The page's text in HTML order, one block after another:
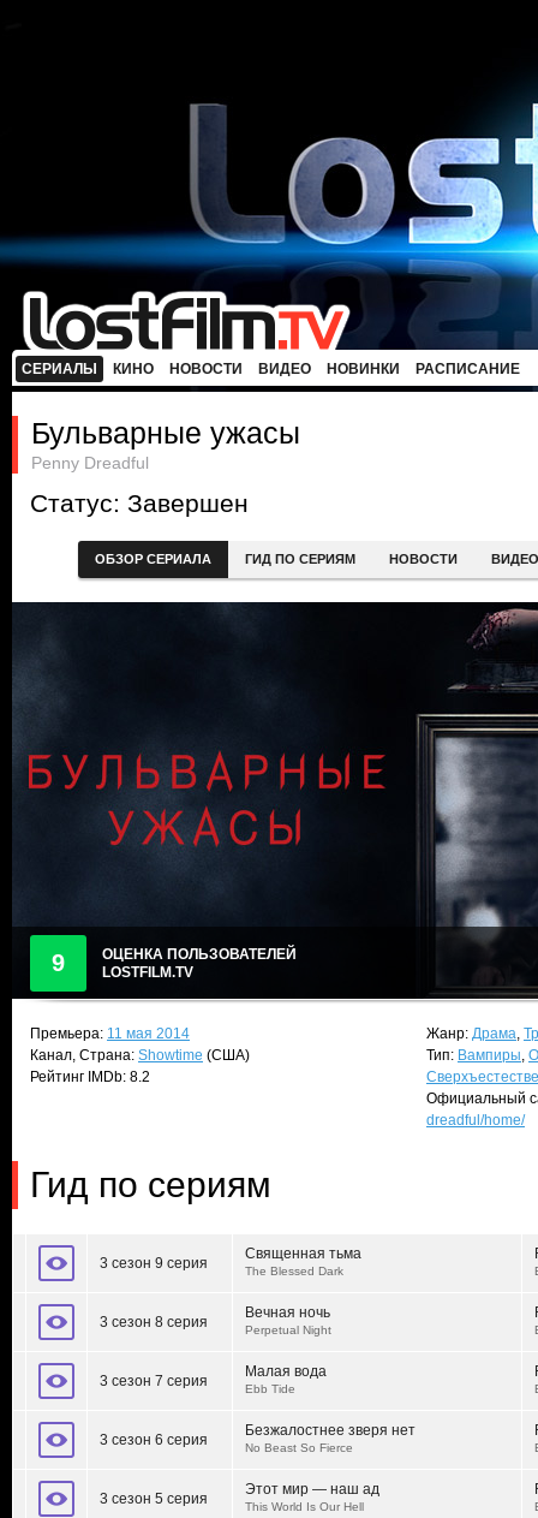
СЕРИАЛЫ КИНО НОВОСТИ ВИДЕО НОВИНКИ РАСПИСАНИЕ
Бульварные ужасы
Penny Dreadful
Статус: Завершен
ОБЗОР СЕРИАЛА ГИД ПО СЕРИЯМ НОВОСТИ ВИДЕО
9
ОЦЕНКА ПОЛЬЗОВАТЕЛЕЙ
LOSTFILM.TV
Премьера: 11 мая 2014
Канал, Страна: Showtime (США)
Рейтинг IMDb: 8.2
Жанр: Драма,
Тип: Вампиры,
Официальный
dreadful/home/
Гид по сериям
3 сезон 9 серия
Священная тьма
The Blessed Dark
3 сезон 8 серия
Вечная ночь
Perpetual Night
3 сезон 7 серия
Малая вода
Ebb Tide
3 сезон 6 серия
Безжалостнее зверя нет
No Beast So Fierce
3 сезон 5 серия
Этот мир — наш ад
This World Is Our Hell